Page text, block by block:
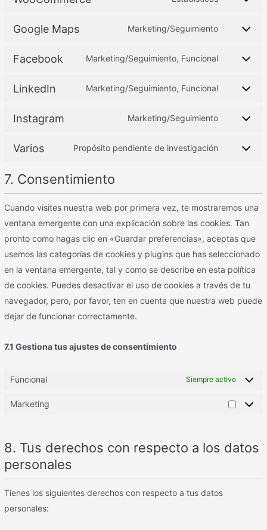
Google Maps Marketing/Seguimiento
Facebook Marketing/Seguimiento, Funcional
LinkedIn Marketing/Seguimiento, Funcional
Instagram Marketing/Seguimiento
Varios Propósito pendiente de investigación
7. Consentimiento
Cuando visites nuestra web por primera vez, te mostraremos una
ventana emergente con una explicación sobre las cookies. Tan
pronto como hagas clic en «Guardar preferencias», aceptas que
usemos las categorías de cookies y plugins que has seleccionado
en la ventana emergente, tal y como se describe en esta política
de cookies. Puedes desactivar el uso de cookies a través de tu
navegador, pero, por favor, ten en cuenta que nuestra web puede
dejar de funcionar correctamente.
7.1 Gestiona tus ajustes de consentimiento
Funcional Siempre activo
Marketing
8. Tus derechos con respecto a los datos
personales
Tienes los siguientes derechos con respecto a tus datos
personales: